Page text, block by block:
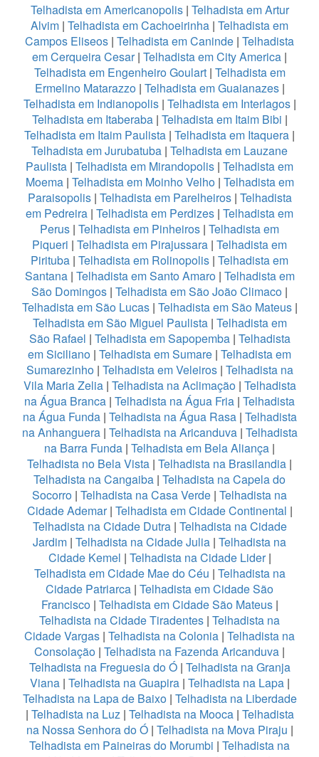
Telhadista em Americanopolis | Telhadista em Artur
Alvim | Telhadista em Cachoeirinha | Telhadista em
Campos Eliseos | Telhadista em Caninde | Telhadista
em Cerqueira Cesar| Telhadista em City America |
Telhadista em Engenheiro Goulart | Telhadista em
Ermelino Matarazzo | Telhadista em Guaianazes|
Telhadista em Indianopolis| Telhadista em Interlagos|
Telhadista em Itaberaba| Telhadista em Itaim Bibi |
Telhadista em Itaim Paulista | Telhadista em Itaquera |
Telhadista em Jurubatuba | Telhadista em Lauzane
Paulista | Telhadista em Mirandopolis | Telhadista em
Moema| Telhadista em Moinho Velho | Telhadista em
Paraisopolis| Telhadista em Parelheiros| Telhadista
em Pedreira | Telhadista em Perdizes | Telhadista em
Perus | Telhadista em Pinheiros | Telhadista em
Piqueri | Telhadista em Pirajussara | Telhadista em
Pirituba | Telhadista em Rolinopolis | Telhadista em
Santana| Telhadista em Santo Amaro| Telhadista em
São Domingos | Telhadista em São João Climaco |
Telhadista em São Lucas| Telhadista em São Mateus |
Telhadista em São Miguel Paulista| Telhadista em
São Rafael | Telhadista em Sapopemba | Telhadista
em Siciliano | Telhadista em Sumare | Telhadista em
Sumarezinho| Telhadista em Veleiros| Telhadista na
Vila Maria Zelia| Telhadista na Aclimação| Telhadista
na Água Branca | Telhadista na Água Fria | Telhadista
na Água Funda| Telhadista na Água Rasa | Telhadista
na Anhanguera| Telhadista na Aricanduva| Telhadista
na Barra Funda | Telhadista em Bela Aliança |
Telhadista no Bela Vista | Telhadista na Brasilandia |
Telhadista na Cangaiba | Telhadista na Capela do
Socorro | Telhadista na Casa Verde | Telhadista na
Cidade Ademar| Telhadista em Cidade Continental |
Telhadista na Cidade Dutra | Telhadista na Cidade
Jardim | Telhadista na Cidade Julia | Telhadista na
Cidade Kemel | Telhadista na Cidade Lider|
Telhadista em Cidade Mae do Céu | Telhadista na
Cidade Patriarca | Telhadista em Cidade São
Francisco | Telhadista em Cidade São Mateus|
Telhadista na Cidade Tiradentes | Telhadista na
Cidade Vargas | Telhadista na Colonia | Telhadista na
Consolação | Telhadista na Fazenda Aricanduva |
Telhadista na Freguesia do Ó| Telhadista na Granja
Viana| Telhadista na Guapira| Telhadista na Lapa|
Telhadista na Lapa de Baixo | Telhadista na Liberdade
| Telhadista na Luz| Telhadista na Mooca| Telhadista
na Nossa Senhora do Ó| Telhadista na Mova Piraju |
Telhadista em Paineiras do Morumbi | Telhadista na